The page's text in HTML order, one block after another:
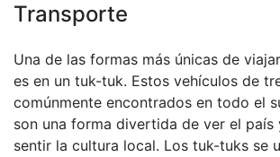
Transporte
Una de las formas más únicas de
es en un tuk-tuk. Estos vehículos de
comúnmente encontrados en todo el
son una forma divertida de ver el país
sentir la cultura local. Los tuk-tuks se